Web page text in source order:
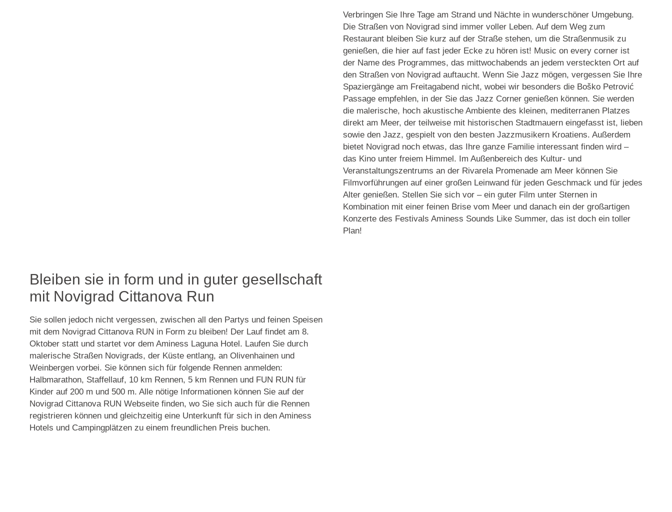
Verbringen Sie Ihre Tage am Strand und Nächte in wunderschöner Umgebung.
Die Straßen von Novigrad sind immer voller Leben. Auf dem Weg zum
Restaurant bleiben Sie kurz auf der Straße stehen, um die Straßenmusik zu
genießen, die hier auf fast jeder Ecke zu hören ist! Music on every corner ist
der Name des Programmes, das mittwochabends an jedem versteckten Ort auf
den Straßen von Novigrad auftaucht. Wenn Sie Jazz mögen, vergessen Sie Ihre
Spaziergänge am Freitagabend nicht, wobei wir besonders die Boško Petrović
Passage empfehlen, in der Sie das Jazz Corner genießen können. Sie werden
die malerische, hoch akustische Ambiente des kleinen, mediterranen Platzes
direkt am Meer, der teilweise mit historischen Stadtmauern eingefasst ist, lieben
sowie den Jazz, gespielt von den besten Jazzmusikern Kroatiens. Außerdem
bietet Novigrad noch etwas, das Ihre ganze Familie interessant finden wird –
das Kino unter freiem Himmel. Im Außenbereich des Kultur- und
Veranstaltungszentrums an der Rivarela Promenade am Meer können Sie
Filmvorführungen auf einer großen Leinwand für jeden Geschmack und für jedes
Alter genießen. Stellen Sie sich vor – ein guter Film unter Sternen in
Kombination mit einer feinen Brise vom Meer und danach ein der großartigen
Konzerte des Festivals Aminess Sounds Like Summer, das ist doch ein toller
Plan!
Bleiben sie in form und in guter gesellschaft
mit Novigrad Cittanova Run
Sie sollen jedoch nicht vergessen, zwischen all den Partys und feinen Speisen
mit dem Novigrad Cittanova RUN in Form zu bleiben! Der Lauf findet am 8.
Oktober statt und startet vor dem Aminess Laguna Hotel. Laufen Sie durch
malerische Straßen Novigrads, der Küste entlang, an Olivenhainen und
Weinbergen vorbei. Sie können sich für folgende Rennen anmelden:
Halbmarathon, Staffellauf, 10 km Rennen, 5 km Rennen und FUN RUN für
Kinder auf 200 m und 500 m. Alle nötige Informationen können Sie auf der
Novigrad Cittanova RUN Webseite finden, wo Sie sich auch für die Rennen
registrieren können und gleichzeitig eine Unterkunft für sich in den Aminess
Hotels und Campingplätzen zu einem freundlichen Preis buchen.